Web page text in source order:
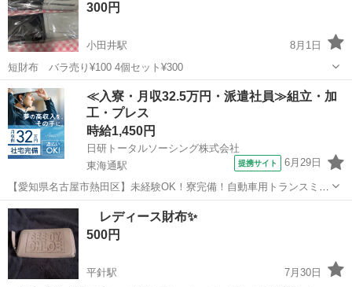
300円
小田井駅
8月1日
短財布 バラ売り¥100 4個セット¥300
愛知 名古屋市 小田井駅 小物
≪入寮・月収32.5万円・派遣社員≫組立・加
工・プレス
時給1,450円
日研トータルソーシング株式会社
東海通駅
提携サイト 6月29日
【愛知県名古屋市熱田区】未経験OK！寮完備！自動車用トランスミッ
ションの組立・加工《お仕事No.7A040》 お仕事について 自動車用ト
ランスミッションの製造に関する組立・加工業務。 ※業務の変更、就
業場所の変更の範囲、...
愛知 名古屋市 東海通駅 その他
レディース財布✨
500円
平針駅
7月30日